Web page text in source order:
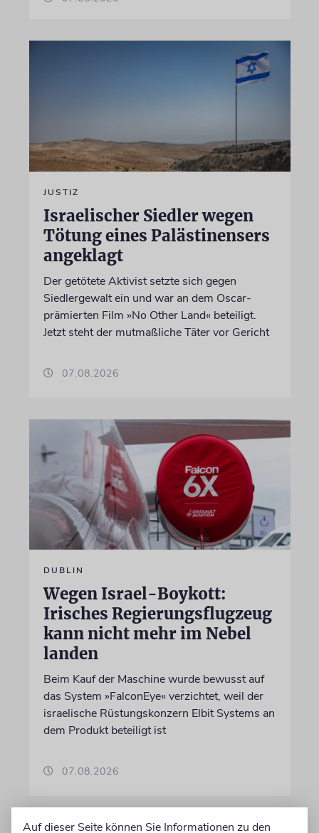
JUSTIZ
Israelischer Siedler wegen
Tötung eines Palästinensers
angeklagt
Der getötete Aktivist setzte sich gegen
Siedlergewalt ein und war an dem Oscar-
prämierten Film »No Other Land« beteiligt.
Jetzt steht der mutmaßliche Täter vor Gericht
07.08.2026
DUBLIN
Wegen Israel-Boykott:
Irisches Regierungsflugzeug
kann nicht mehr im Nebel
landen
Beim Kauf der Maschine wurde bewusst auf
das System »FalconEye« verzichtet, weil der
israelische Rüstungskonzern Elbit Systems an
dem Produkt beteiligt ist
07.08.2026
Auf dieser Seite können Sie Informationen zu den